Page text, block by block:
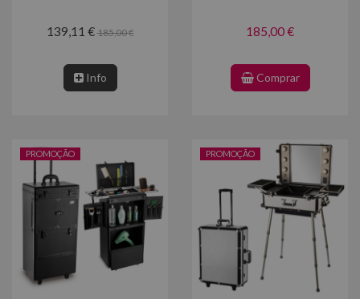
139,11 €185,00 €
Info
185,00 €
Comprar
PROMOÇÃO PROMOÇÃO